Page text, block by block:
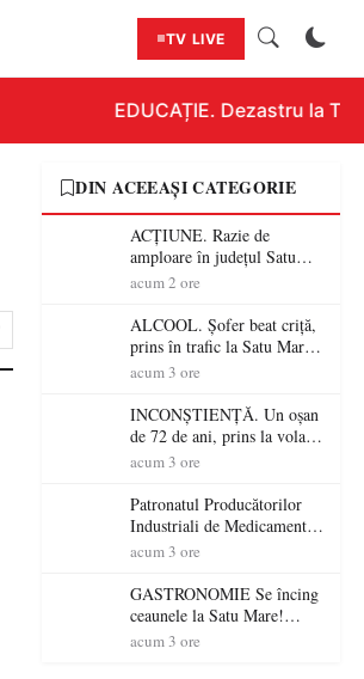
TV LIVE
EDUCAȚIE. Dezastru la
DIN ACEEAȘI CATEGORIE
ACȚIUNE. Razie de
amploare în județul Satu
Mare! Polițiștii au dat sute
șoferi fără permis într-o
singură zi
acum 2 ore
ALCOOL. Șofer beat criță,
prins în trafic la Satu Mare!
Alcoolemie uriașă
acum 3 ore
INCONȘTIENȚĂ. Un oșan
de 72 de ani, prins la volan
fără permis! Polițiștii l-au
acum 3 ore
Patronatul Producătorilor
Industriali de Medicamente
din România (PRIMER):
energie electrică a fabricilor
de medicamente va pune în
pericol accesul pacienților la
medicamente esențiale
acum 3 ore
GASTRONOMIE Se încing
ceaunele la Satu Mare!
Concursul „Veress Ádám”
acum 3 ore